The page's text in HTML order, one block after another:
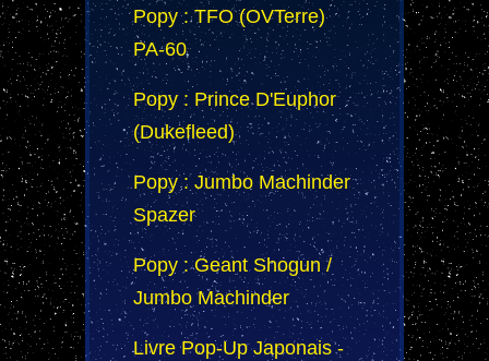
Popy : TFO (OVTerre)
PA-60
Popy : Prince D'Euphor
(Dukefleed)
Popy : Jumbo Machinder
Spazer
Popy : Geant Shogun /
Jumbo Machinder
Livre Pop-Up Japonais -